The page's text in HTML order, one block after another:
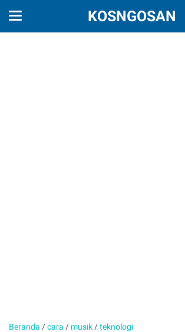
KOSNGOSAN
Beranda /cara / musik /teknologi